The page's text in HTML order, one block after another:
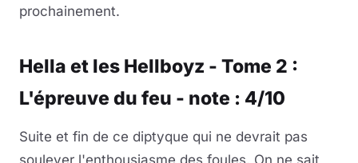
prochainement.
Hella et les Hellboyz - Tome 2 :
L'épreuve du feu - note : 4/10
Suite et fin de ce diptyque qui ne devrait pas
soulever l'enthousiasme des foules. On ne sait